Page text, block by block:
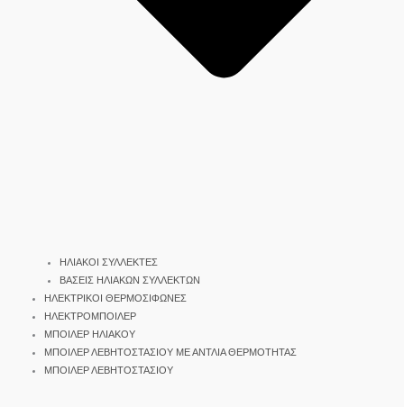
ΗΛΙΑΚΟΙ ΣΥΛΛΕΚΤΕΣ
ΒΑΣΕΙΣ ΗΛΙΑΚΩΝ ΣΥΛΛΕΚΤΩΝ
ΗΛΕΚΤΡΙΚΟΙ ΘΕΡΜΟΣΙΦΩΝΕΣ
ΗΛΕΚΤΡΟΜΠΟΙΛΕΡ
ΜΠΟΙΛΕΡ ΗΛΙΑΚΟΥ
ΜΠΟΙΛΕΡ ΛΕΒΗΤΟΣΤΑΣΙΟΥ ΜΕ ΑΝΤΛΙΑ ΘΕΡΜΟΤΗΤΑΣ
ΜΠΟΙΛΕΡ ΛΕΒΗΤΟΣΤΑΣΙΟΥ